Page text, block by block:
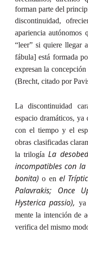
forman parte del
discontinuidad,
apariencia autónomos
“leer” si quiere llegar
fábula] está formada
expresan la
(Brecht, citado por
La discontinuidad
espacio dramáticos, ya
con el tiempo y el
obras clasificadas
la trilogía La
incompatibles con
bonita)o en el
Palavrakis; Once
Hysterica passio), ya
mente la intención de
verifica del mismo